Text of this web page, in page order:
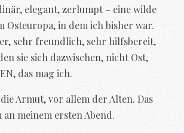
elegant, zerlumpt – eine wilde
Osteuropa, in dem ich bisher war.
sehr freundlich, sehr hilfsbereit,
sie sich dazwischen, nicht Ost,
das mag ich.
Armut, vor allem der Alten. Das
meinem ersten Abend.